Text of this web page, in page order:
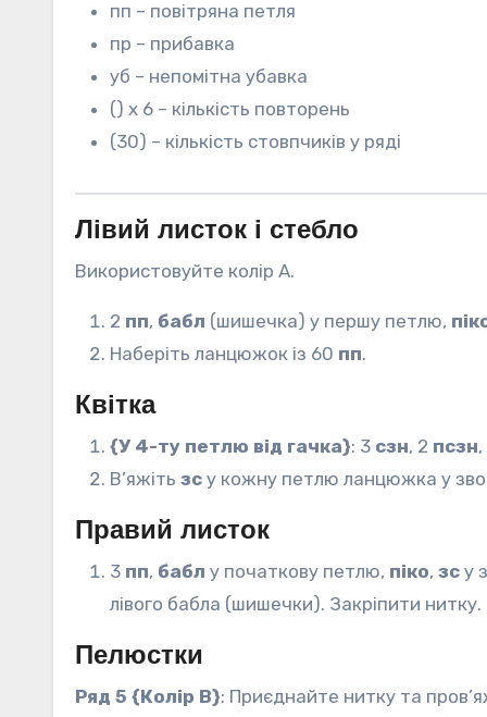
пп – повітряна петля
пр – прибавка
уб – непомітна убавка
() х 6 – кількість повторень
(30) – кількість стовпчиків у ряді
Лівий листок і стебло
Використовуйте колір А.
2 пп, бабл (шишечка) у першу петлю,
Наберіть ланцюжок із 60 пп.
Квітка
{У 4-ту петлю від гачка}: 3 сзн, 2 псзн
В’яжіть зс у кожну петлю ланцюжка у
Правий листок
3 пп, бабл у початкову петлю, піко, зс у
лівого бабла (шишечки). Закріпити нитку.
Пелюстки
Ряд 5 {Колір B}: Приєднайте нитку та